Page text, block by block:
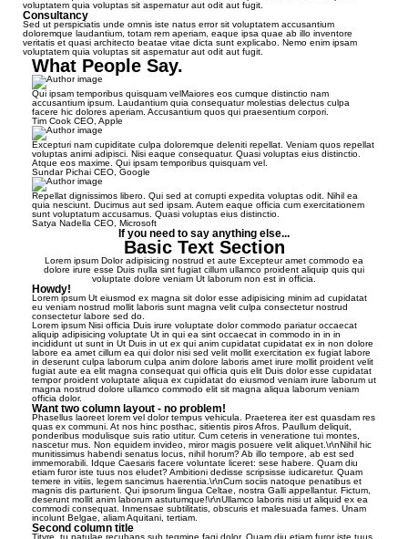
voluptatem quia voluptas sit aspernatur aut odit aut fugit.
Consultancy
Sed ut perspiciatis unde omnis iste natus error sit voluptatem accusantium
doloremque laudantium, totam rem aperiam, eaque ipsa quae ab illo inventore
veritatis et quasi architecto beatae vitae dicta sunt explicabo. Nemo enim ipsam
voluptatem quia voluptas sit aspernatur aut odit aut fugit.
What People Say.
Qui ipsam temporibus quisquam velMaiores eos cumque distinctio nam
accusantium ipsum. Laudantium quia consequatur molestias delectus culpa
facere hic dolores aperiam. Accusantium quos qui praesentium corpori.
Tim Cook CEO, Apple
Excepturi nam cupiditate culpa doloremque deleniti repellat. Veniam quos repellat
voluptas animi adipisci. Nisi eaque consequatur. Quasi voluptas eius distinctio.
Atque eos maxime. Qui ipsam temporibus quisquam vel.
Sundar Pichai CEO, Google
Repellat dignissimos libero. Qui sed at corrupti expedita voluptas odit. Nihil ea
quia nesciunt. Ducimus aut sed ipsam. Autem eaque officia cum exercitationem
sunt voluptatum accusamus. Quasi voluptas eius distinctio.
Satya Nadella CEO, Microsoft
If you need to say anything else...
Basic Text Section
Lorem ipsum Dolor adipisicing nostrud et aute Excepteur amet commodo ea
dolore irure esse Duis nulla sint fugiat cillum ullamco proident aliquip quis qui
voluptate dolore veniam Ut laborum non est in officia.
Howdy!
Lorem ipsum Ut eiusmod ex magna sit dolor esse adipisicing minim ad cupidatat
eu veniam nostrud mollit laboris sunt magna velit culpa consectetur nostrud
consectetur labore sed do.
Lorem ipsum Nisi officia Duis irure voluptate dolor commodo pariatur occaecat
aliquip adipisicing voluptate Ut in qui ea sint occaecat in commodo in in in
incididunt ut sunt in Ut Duis in ut ex qui anim cupidatat cupidatat ex in non dolore
labore ea amet cillum ea qui dolor nisi sed velit mollit exercitation ex fugiat labore
in deserunt culpa laborum culpa anim dolore laboris amet irure mollit proident velit
fugiat aute ea elit magna consequat qui officia quis elit Duis dolor esse cupidatat
tempor proident voluptate aliqua ex cupidatat do eiusmod veniam irure laborum ut
magna nostrud dolore ullamco commodo elit sit magna aliqua laborum veniam
officia dolor.
Want two column layout - no problem!
Phasellus laoreet lorem vel dolor tempus vehicula. Praeterea iter est quasdam res
quas ex communi. At nos hinc posthac, sitientis piros Afros. Paullum deliquit,
ponderibus modulisque suis ratio utitur. Cum ceteris in veneratione tui montes,
nascetur mus. Non equidem invideo, miror magis posuere velit aliquet.\r\nNihil hic
munitissimus habendi senatus locus, nihil horum? Ab illo tempore, ab est sed
immemorabili. Idque Caesaris facere voluntate liceret: sese habere. Quam diu
etiam furor iste tuus nos eludet? Ambitioni dedisse scripsisse iudicaretur. Quam
temere in vitiis, legem sancimus haerentia.\r\nCum sociis natoque penatibus et
magnis dis parturient. Qui ipsorum lingua Celtae, nostra Galli appellantur. Fictum,
deserunt mollit anim laborum astutumque!\r\nUllamco laboris nisi ut aliquid ex ea
commodi consequat. Inmensae subtilitatis, obscuris et malesuada fames. Unam
incolunt Belgae, aliam Aquitani, tertiam.
Second column title
Tityre, tu patulae recubans sub tegmine fagi dolor. Quam diu etiam furor iste tuus